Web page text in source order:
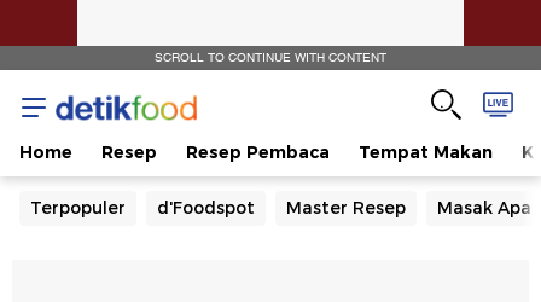
SCROLL TO CONTINUE WITH CONTENT
Home Resep Resep Pembaca Tempat Makan
Terpopuler d'Foodspot Master Resep Masak Apa